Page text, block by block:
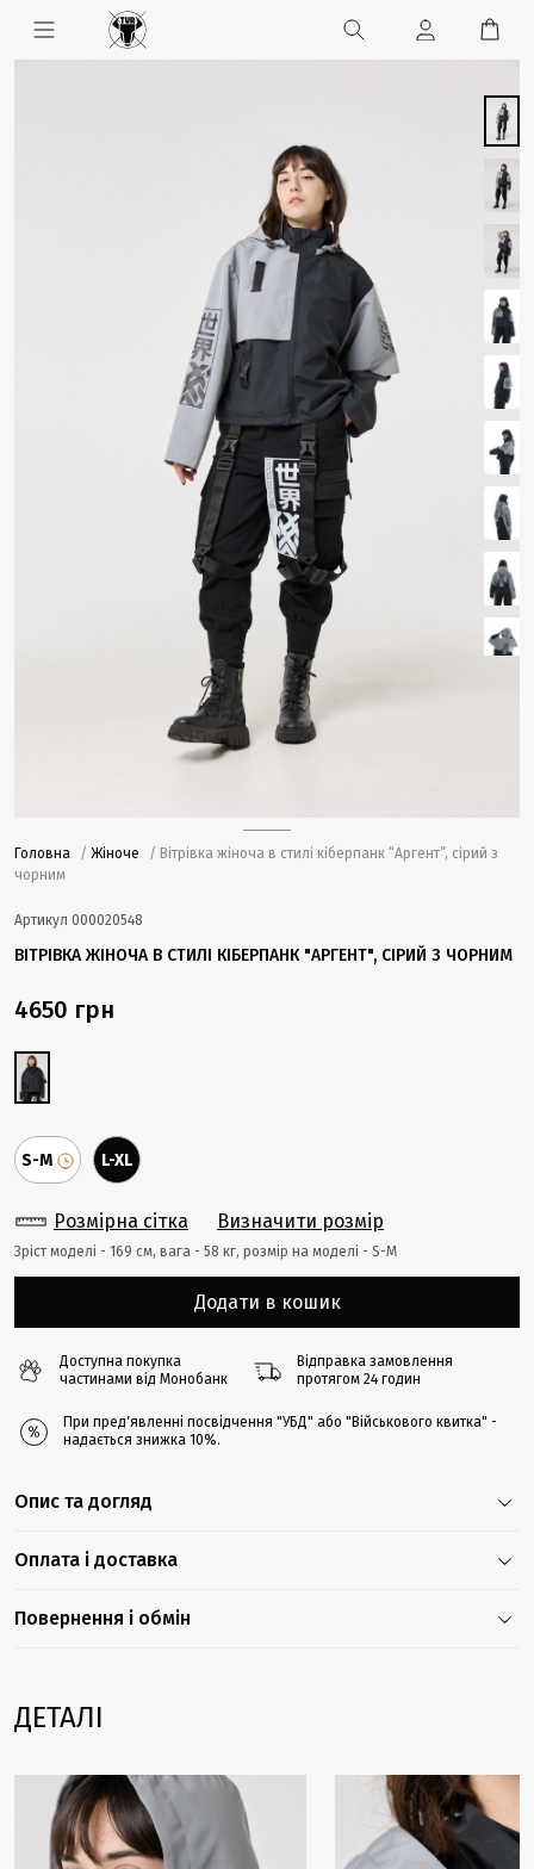
Головна / Жіноче
/ Вітрівка жіноча в стилі кіберпанк “Аргент”, сірий з
чорним
Артикул 000020548
ВІТРІВКА ЖІНОЧА В СТИЛІ КІБЕРПАНК "АРГЕНТ", СІРИЙ З ЧОРНИМ
4650 грн
S-M L-XL
Розмірна сітка Визначити розмір
Зріст моделі - 169 cм, вага - 58 кг, розмір на моделі - S-M
Додати в кошик
Доступна покупка
частинами від Монобанк
Відправка замовлення
протягом 24 годин
При предʼявленні посвідчення "УБД" або "Військового квитка" -
надається знижка 10%.
Опис та догляд
Оплата і доставка
Повернення і обмін
ДЕТАЛІ